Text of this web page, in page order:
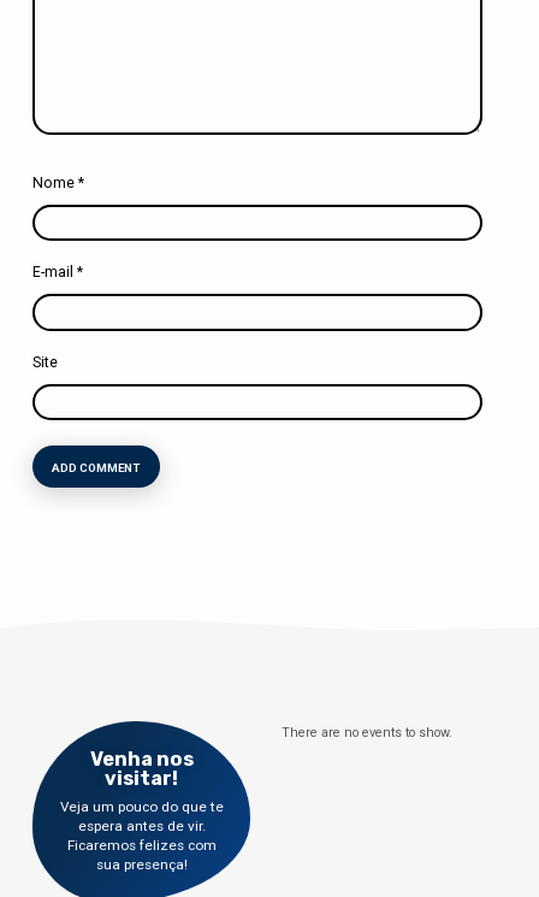
Nome *
E-mail *
Site
Venha nos
visitar!
Veja um pouco do que te
espera antes de vir.
Ficaremos felizes com
sua presença!
There are no events to show.